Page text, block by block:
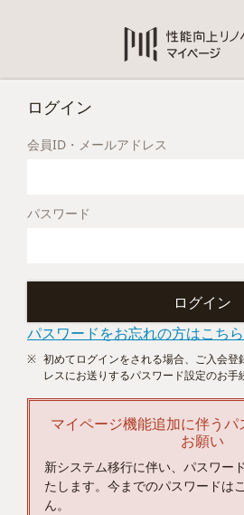
ログイン
会員ID・メールアドレス
パスワード
パスワードをお忘れの方はこちら
初めてログインをされる場合、ご入会登
レスにお送りするパスワード設定のお手
マイページ機能追加に伴う
お願い
新システム移行に伴い、パスワー
たします。今までのパスワードは
ん。